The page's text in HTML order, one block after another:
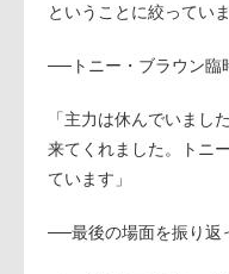
ということに絞っていま
──トニー・ブラウン臨
「主力は休んでいまし
来てくれました。トニ
ています」
──最後の場面を振り返